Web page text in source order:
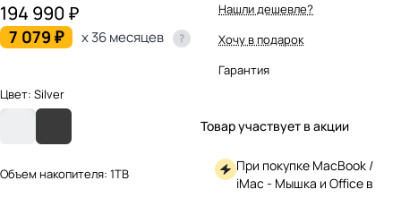
194 990 ₽
7 079 ₽ x 36 месяцев
Цвет: Silver
Объем накопителя: 1TB
Нашли дешевле?
Хочу в подарок
Гарантия
Товар участвует в акции
При покупке MacBook /
iMac - Мышка и Office в